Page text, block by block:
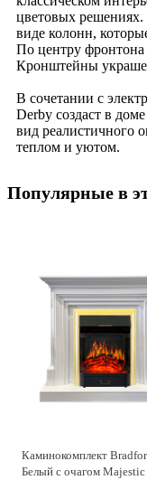
цветовых
виде колонн,
По центру
Кронштейны
В сочетании с
Derby создаст в
вид реалистичного
теплом и уютом.
Популярные в
Каминокомплект
Белый с очагом